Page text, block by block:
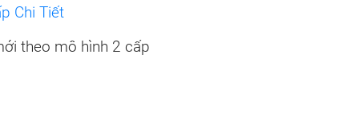
Chi Tiết
theo mô hình 2 cấp